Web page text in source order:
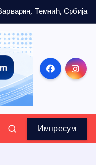
Темнић, Србија
Импресум